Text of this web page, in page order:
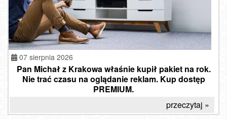
07 sierpnia 2026
Pan Michał z Krakowa właśnie kupił pakiet na rok.
Nie trać czasu na oglądanie reklam. Kup dostęp
PREMIUM.
przeczytaj »